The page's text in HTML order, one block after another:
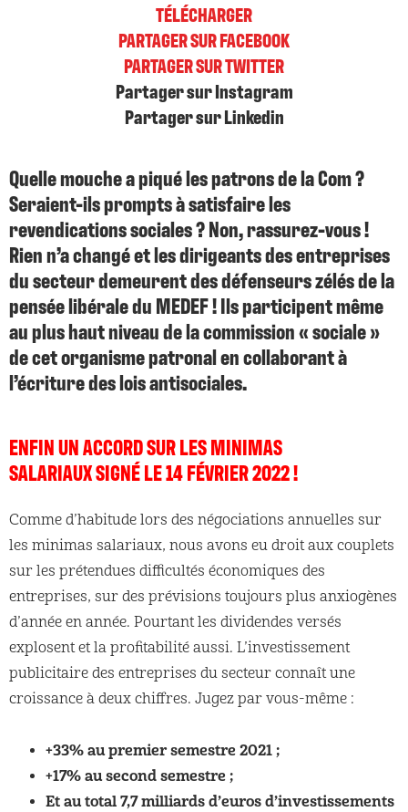
TÉLÉCHARGER
PARTAGER SUR FACEBOOK
PARTAGER SUR TWITTER
Partager sur Instagram
Partager sur Linkedin
Quelle mouche a piqué les patrons de la Com ?
Seraient-ils prompts à satisfaire les
revendications sociales ? Non, rassurez-vous !
Rien n’a changé et les dirigeants des entreprises
du secteur demeurent des défenseurs zélés de la
pensée libérale du MEDEF ! Ils participent même
au plus haut niveau de la commission « sociale »
de cet organisme patronal en collaborant à
l’écriture des lois antisociales.
ENFIN UN ACCORD SUR LES MINIMAS
SALARIAUX SIGNÉ LE 14 FÉVRIER 2022 !
Comme d’habitude lors des négociations annuelles sur
les minimas salariaux, nous avons eu droit aux couplets
sur les prétendues difficultés économiques des
entreprises, sur des prévisions toujours plus anxiogènes
d’année en année. Pourtant les dividendes versés
explosent et la profitabilité aussi. L’investissement
publicitaire des entreprises du secteur connaît une
croissance à deux chiffres. Jugez par vous-même :
+33% au premier semestre 2021 ;
+17% au second semestre ;
Et au total 7,7 milliards d’euros d’investissements